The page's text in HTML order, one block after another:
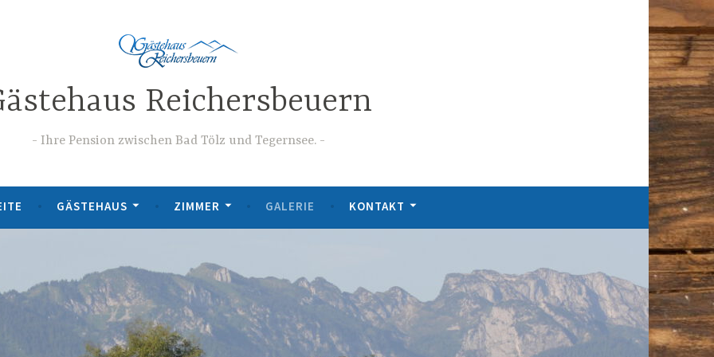
Reichersbeuern
Ihre Pension zwischen Bad Tölz und Tegernsee.
GÄSTEHAUS ZIMMER GALERIE KONTAKT